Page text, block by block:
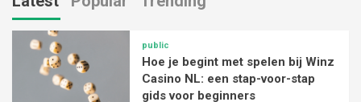
public
Hoe je begint met spelen bij Winz
Casino NL: een stap-voor-stap
gids voor beginners